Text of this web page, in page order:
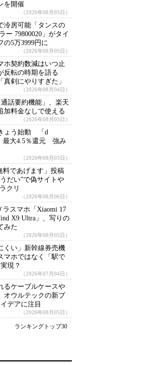
を開催
（2026年08月05日）
冷房可能「タンスの
ー 79800020」がタイ
の5万3999円に
（2026年08月05日）
ホ契約数減はいつ止
反転の時期を語る
剣にやりすぎた」
（2026年08月04日）
話要約機能」、楽天
加料金なしで使える
（2026年08月05日）
ょう始動 「d
最大4.5％還元 強み
（2026年08月03日）
料であげます」投稿
だい”で偽サイトや
クリ
（2026年08月06日）
ラスマホ「Xiaomi 17
X9 Ultra」、写りの
みた
（2026年08月05日）
くい」新幹線券売機
ホではなく「駅で
現？
（2026年07月04日）
るケーブルケースや
ウルテックの新ブ
デアに注目
（2026年08月05日）
ランキングトップ30